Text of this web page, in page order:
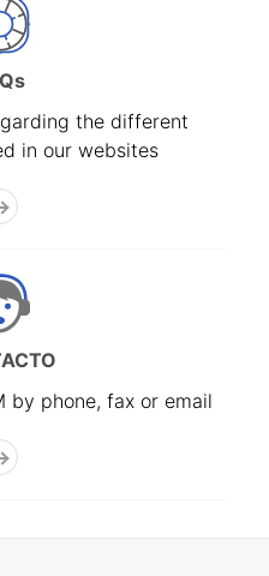
the different
in our websites
by phone, fax or email